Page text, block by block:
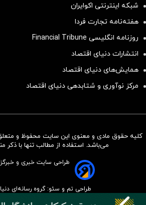
شبکه اینترنتی اکوایران
هفته‌نامه تجارت فردا
روزنامه انگلیسی Financial Tribune
انتشارات دنیای اقتصاد
همایش‌های دنیای اقتصاد
مرکز نوآوری و شتابدهی دنیای اقتصاد
کلیه حقوق مادی و معنوی این سایت محفوظ و متعلق
می‌باشد. استفاده از مطالب تنها با ذکر
طراحی سایت خبری و
طراحی تم و سئو: گروه رسانه‌ای